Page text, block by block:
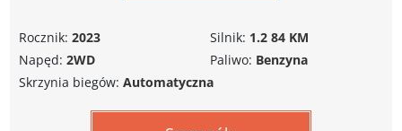
Rocznik: 2023
Napęd: 2WD
Silnik: 1.2 84 KM
Paliwo: Benzyna
Skrzynia biegów: Automatyczna